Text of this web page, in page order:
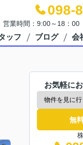
098-
営業時間：9:00～18：
ッフ ブログ 会
お気軽に
無